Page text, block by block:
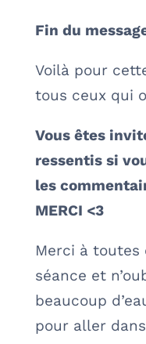
Fin du
Voilà pour
tous ceux qui
Vous êtes
ressentis si
les
MERCI <3
Merci à
séance et
beaucoup
pour aller